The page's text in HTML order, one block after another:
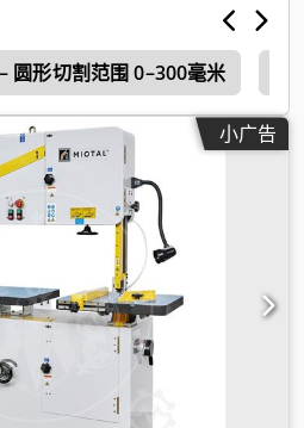
圆形切割范围 0–300毫米
小广告